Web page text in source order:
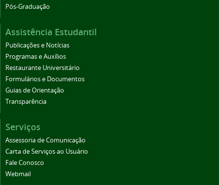
Pós-Graduação
Assistência Estudantil
Publicações e Notícias
Programas e Auxílios
Restaurante Universitário
Formulários e Documentos
Guias de Orientação
Transparência
Serviços
Assessoria de Comunicação
Carta de Serviços ao Usuário
Fale Conosco
Webmail